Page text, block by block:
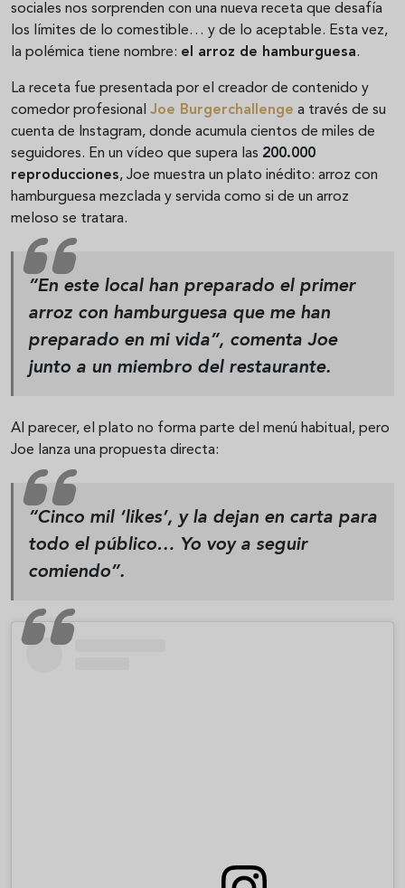
sociales nos sorprenden con una nueva receta que desafía
los límites de lo comestible… y de lo aceptable. Esta vez,
la polémica tiene nombre: el arroz de hamburguesa.
La receta fue presentada por el creador de contenido y
comedor profesional Joe Burgerchallenge a través de su
cuenta de Instagram, donde acumula cientos de miles de
seguidores. En un vídeo que supera las 200.000
reproducciones, Joe muestra un plato inédito: arroz con
hamburguesa mezclada y servida como si de un arroz
meloso se tratara.
“En este local han preparado el primer
arroz con hamburguesa que me han
preparado en mi vida”, comenta Joe
junto a un miembro del restaurante.
Al parecer, el plato no forma parte del menú habitual, pero
Joe lanza una propuesta directa:
“Cinco mil ‘likes’, y la dejan en carta para
todo el público… Yo voy a seguir
comiendo”.